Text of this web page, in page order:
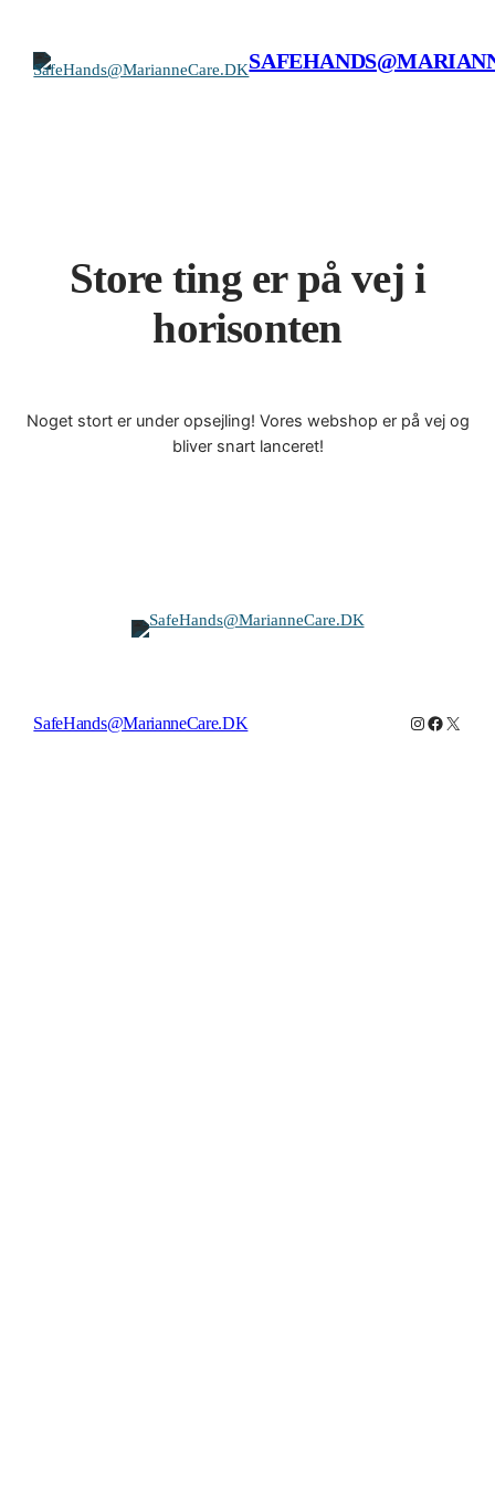
Store ting er på vej i
horisonten
Noget stort er under opsejling! Vores webshop er på vej og
bliver snart lanceret!
SafeHands@MarianneCare.DK Instagram
Facebook
X